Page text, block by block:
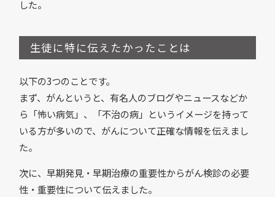
した。
生徒に特に伝えたかったことは
以下の3つのことです。
まず、がんというと、有名人のブログやニュースなどか
ら「怖い病気」、「不治の病」というイメージを持って
いる方が多いので、がんについて正確な情報を伝えまし
た。
次に、早期発見・早期治療の重要性からがん検診の必要
性・重要性について伝えました。